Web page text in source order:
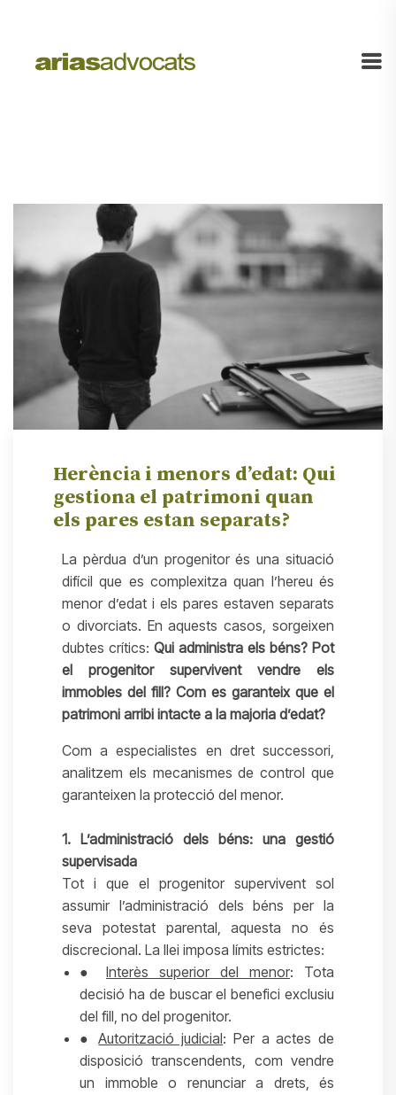
Herència i menors d’edat: Qui
gestiona el patrimoni quan
els pares estan separats?
La pèrdua d’un progenitor és una situació
difícil que es complexitza quan l’hereu és
menor d’edat i els pares estaven separats
o divorciats. En aquests casos, sorgeixen
dubtes crítics: Qui administra els béns? Pot
el progenitor supervivent vendre els
immobles del fill? Com es garanteix que el
patrimoni arribi intacte a la majoria d’edat?
Com a especialistes en dret successori,
analitzem els mecanismes de control que
garanteixen la protecció del menor.
1. L’administració dels béns: una gestió
supervisada
Tot i que el progenitor supervivent sol
assumir l’administració dels béns per la
seva potestat parental, aquesta no és
discrecional. La llei imposa límits estrictes:
● Interès superior del menor: Tota
decisió ha de buscar el benefici exclusiu
del fill, no del progenitor.
●Autorització judicial: Per a actes de
disposició transcendents, com vendre
un immoble o renunciar a drets, és